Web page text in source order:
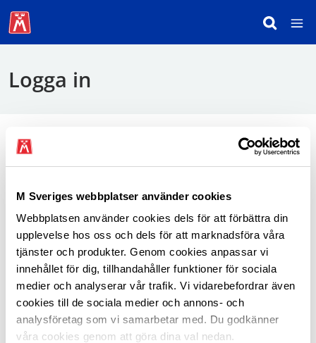
M Sveriges webbplatser använder cookies
Webbplatsen använder cookies dels för att förbättra din
upplevelse hos oss och dels för att marknadsföra våra
tjänster och produkter. Genom cookies anpassar vi
innehållet för dig, tillhandahåller funktioner för sociala
medier och analyserar vår trafik. Vi vidarebefordrar även
cookies till de sociala medier och annons- och
analysföretag som vi samarbetar med. Du godkänner
våra cookies genom att göra dina val nedan.
Logga in
För att logga in behöver du använda mobilt
BankID.
Logga in som medlem